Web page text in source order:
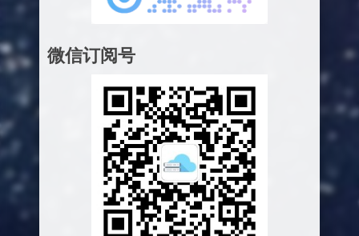
微信订阅号